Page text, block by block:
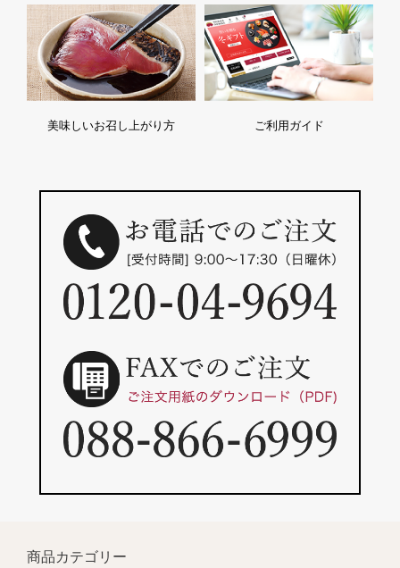
美味しいお召し上がり方 ご利用ガイド
商品カテゴリー